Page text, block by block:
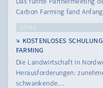
Carbon Farming fand
NEWS
KOSTENLOSES
FARMING
Die Landwirtschaft in
Herausforderungen:
schwankende…